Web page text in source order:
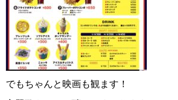
でもちゃんと映画も観ます！